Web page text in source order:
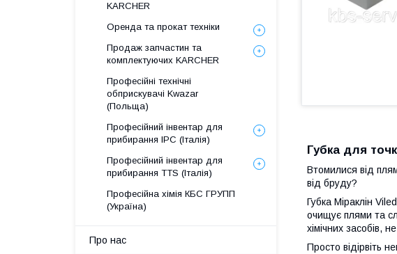
Губка для
Втомилися від плям
від бруду?
Губка Міраклін
очищує плями та
хімічних засобів,
Просто відірвіть
KARCHER
Оренда та прокат техніки
Продаж запчастин та
комплектуючих KARCHER
Професійні технічні
обприскувачі Kwazar
(Польща)
Професійний інвентар для
прибирання IPC (Італія)
Професійний інвентар для
прибирання TTS (Італія)
Професійна хімія КБС ГРУПП
(Україна)
Про нас